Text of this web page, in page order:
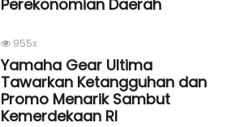
Perekonomian Daerah
955x
Yamaha Gear Ultima
Tawarkan Ketangguhan dan
Promo Menarik Sambut
Kemerdekaan Rl